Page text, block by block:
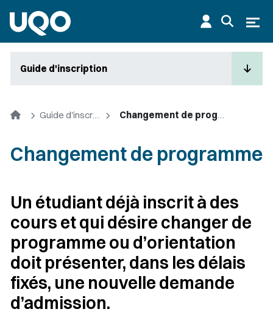
Guide d'inscription
Accueil Guide d'inscription Changement de programme
Changement de programme
Un étudiant déjà inscrit à des
cours et qui désire changer de
programme ou d’orientation
doit présenter, dans les délais
fixés, une nouvelle demande
d’admission.